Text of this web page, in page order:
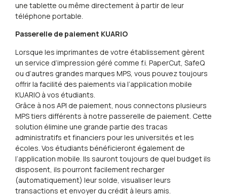
une tablette ou même directement à partir de leur
téléphone portable.
Passerelle de paiement KUARIO
Lorsque les imprimantes de votre établissement gèrent
un service d’impression géré comme f.i. PaperCut, SafeQ
ou d’autres grandes marques MPS, vous pouvez toujours
offrir la facilité des paiements via l’application mobile
KUARIO à vos étudiants.
Grâce à nos API de paiement, nous connectons plusieurs
MPS tiers différents à notre passerelle de paiement. Cette
solution élimine une grande partie des tracas
administratifs et financiers pour les universités et les
écoles. Vos étudiants bénéficieront également de
l’application mobile. Ils sauront toujours de quel budget ils
disposent, ils pourront facilement recharger
(automatiquement) leur solde, visualiser leurs
transactions et envoyer du crédit à leurs amis.